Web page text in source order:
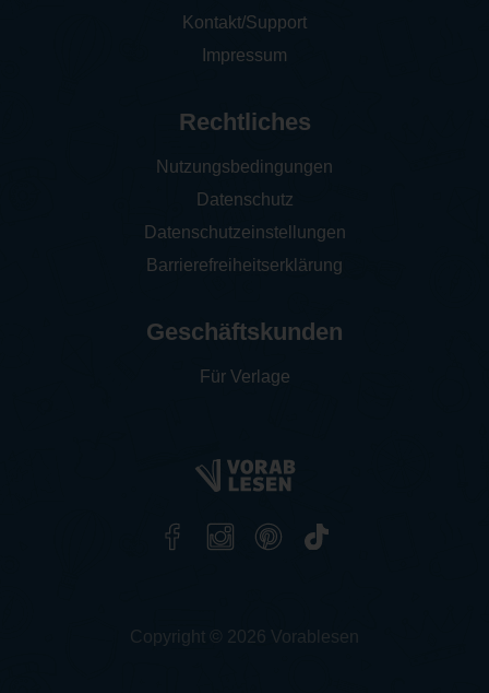
Kontakt/Support
Impressum
Rechtliches
Nutzungsbedingungen
Datenschutz
Datenschutzeinstellungen
Barrierefreiheitserklärung
Geschäftskunden
Für Verlage
Copyright © 2026 Vorablesen